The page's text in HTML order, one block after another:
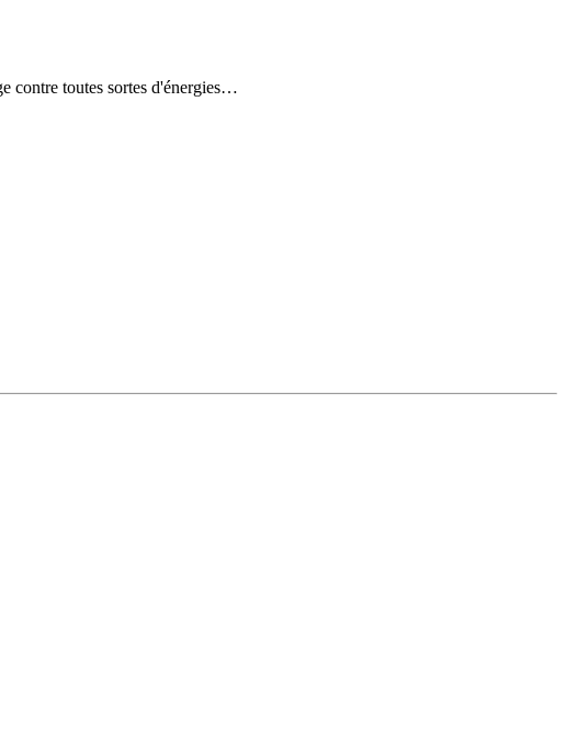
contre toutes sortes d'énergies…